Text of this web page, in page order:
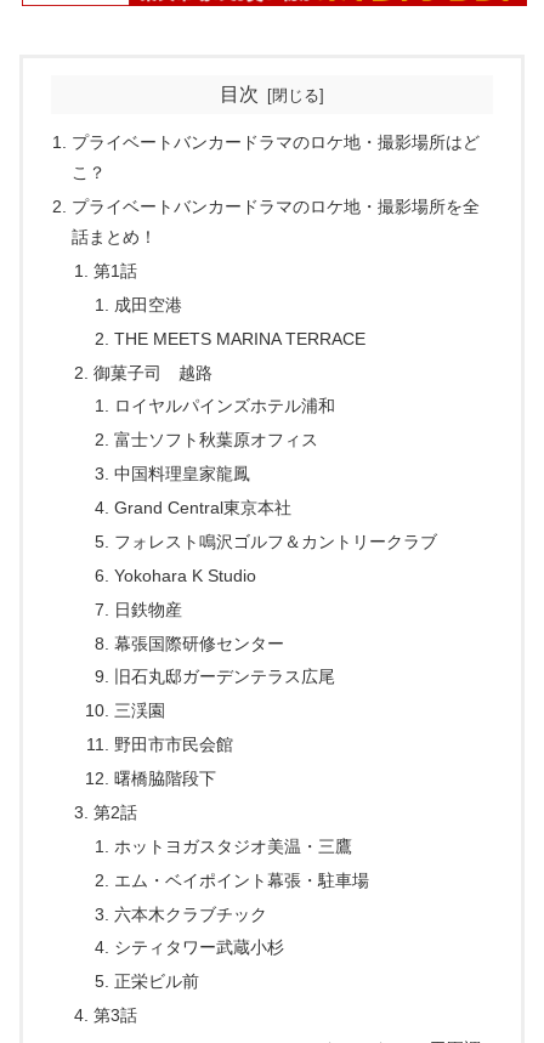
目次
プライベートバンカードラマのロケ地・撮影場所はど
こ？
プライベートバンカードラマのロケ地・撮影場所を全
話まとめ！
第1話
成田空港
THE MEETS MARINA TERRACE
御菓子司 越路
ロイヤルパインズホテル浦和
富士ソフト秋葉原オフィス
中国料理皇家龍鳳
Grand Central東京本社
フォレスト鳴沢ゴルフ＆カントリークラブ
Yokohara K Studio
日鉄物産
幕張国際研修センター
旧石丸邸ガーデンテラス広尾
三渓園
野田市市民会館
曙橋脇階段下
第2話
ホットヨガスタジオ美温・三鷹
エム・ベイポイント幕張・駐車場
六本木クラブチック
シティタワー武蔵小杉
正栄ビル前
第3話